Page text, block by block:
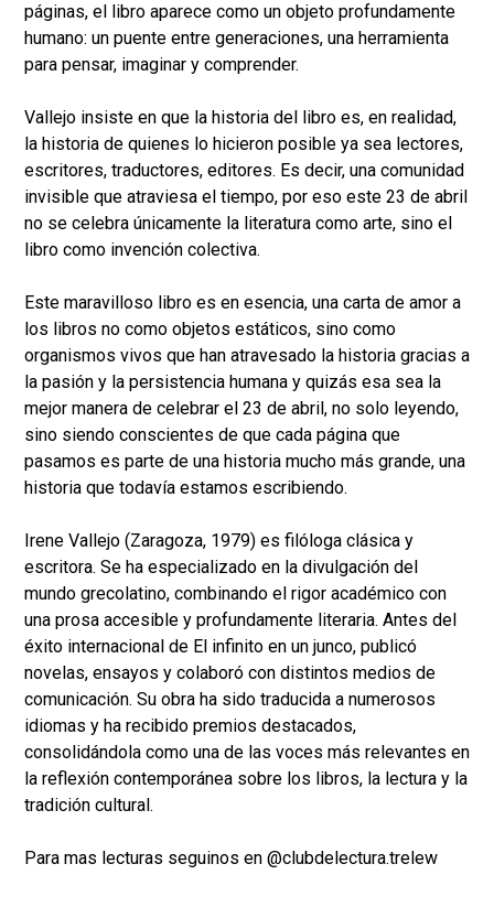
páginas, el libro aparece como un objeto profundamente
humano: un puente entre generaciones, una herramienta
para pensar, imaginar y comprender.
Vallejo insiste en que la historia del libro es, en realidad,
la historia de quienes lo hicieron posible ya sea lectores,
escritores, traductores, editores. Es decir, una comunidad
invisible que atraviesa el tiempo, por eso este 23 de abril
no se celebra únicamente la literatura como arte, sino el
libro como invención colectiva.
Este maravilloso libro es en esencia, una carta de amor a
los libros no como objetos estáticos, sino como
organismos vivos que han atravesado la historia gracias a
la pasión y la persistencia humana y quizás esa sea la
mejor manera de celebrar el 23 de abril, no solo leyendo,
sino siendo conscientes de que cada página que
pasamos es parte de una historia mucho más grande, una
historia que todavía estamos escribiendo.
Irene Vallejo (Zaragoza, 1979) es filóloga clásica y
escritora. Se ha especializado en la divulgación del
mundo grecolatino, combinando el rigor académico con
una prosa accesible y profundamente literaria. Antes del
éxito internacional de El infinito en un junco, publicó
novelas, ensayos y colaboró con distintos medios de
comunicación. Su obra ha sido traducida a numerosos
idiomas y ha recibido premios destacados,
consolidándola como una de las voces más relevantes en
la reflexión contemporánea sobre los libros, la lectura y la
tradición cultural.
Para mas lecturas seguinos en @clubdelectura.trelew